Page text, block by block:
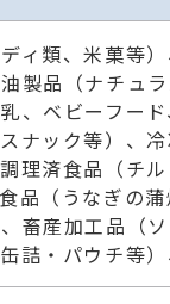
ィ類、米菓等
製品（ナチュ
、ベビーフー
ナック等）、
理済食品（チ
品（うなぎの
畜産加工品（
詰・パウチ等